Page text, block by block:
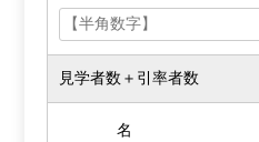
見学者数＋引率者数
名